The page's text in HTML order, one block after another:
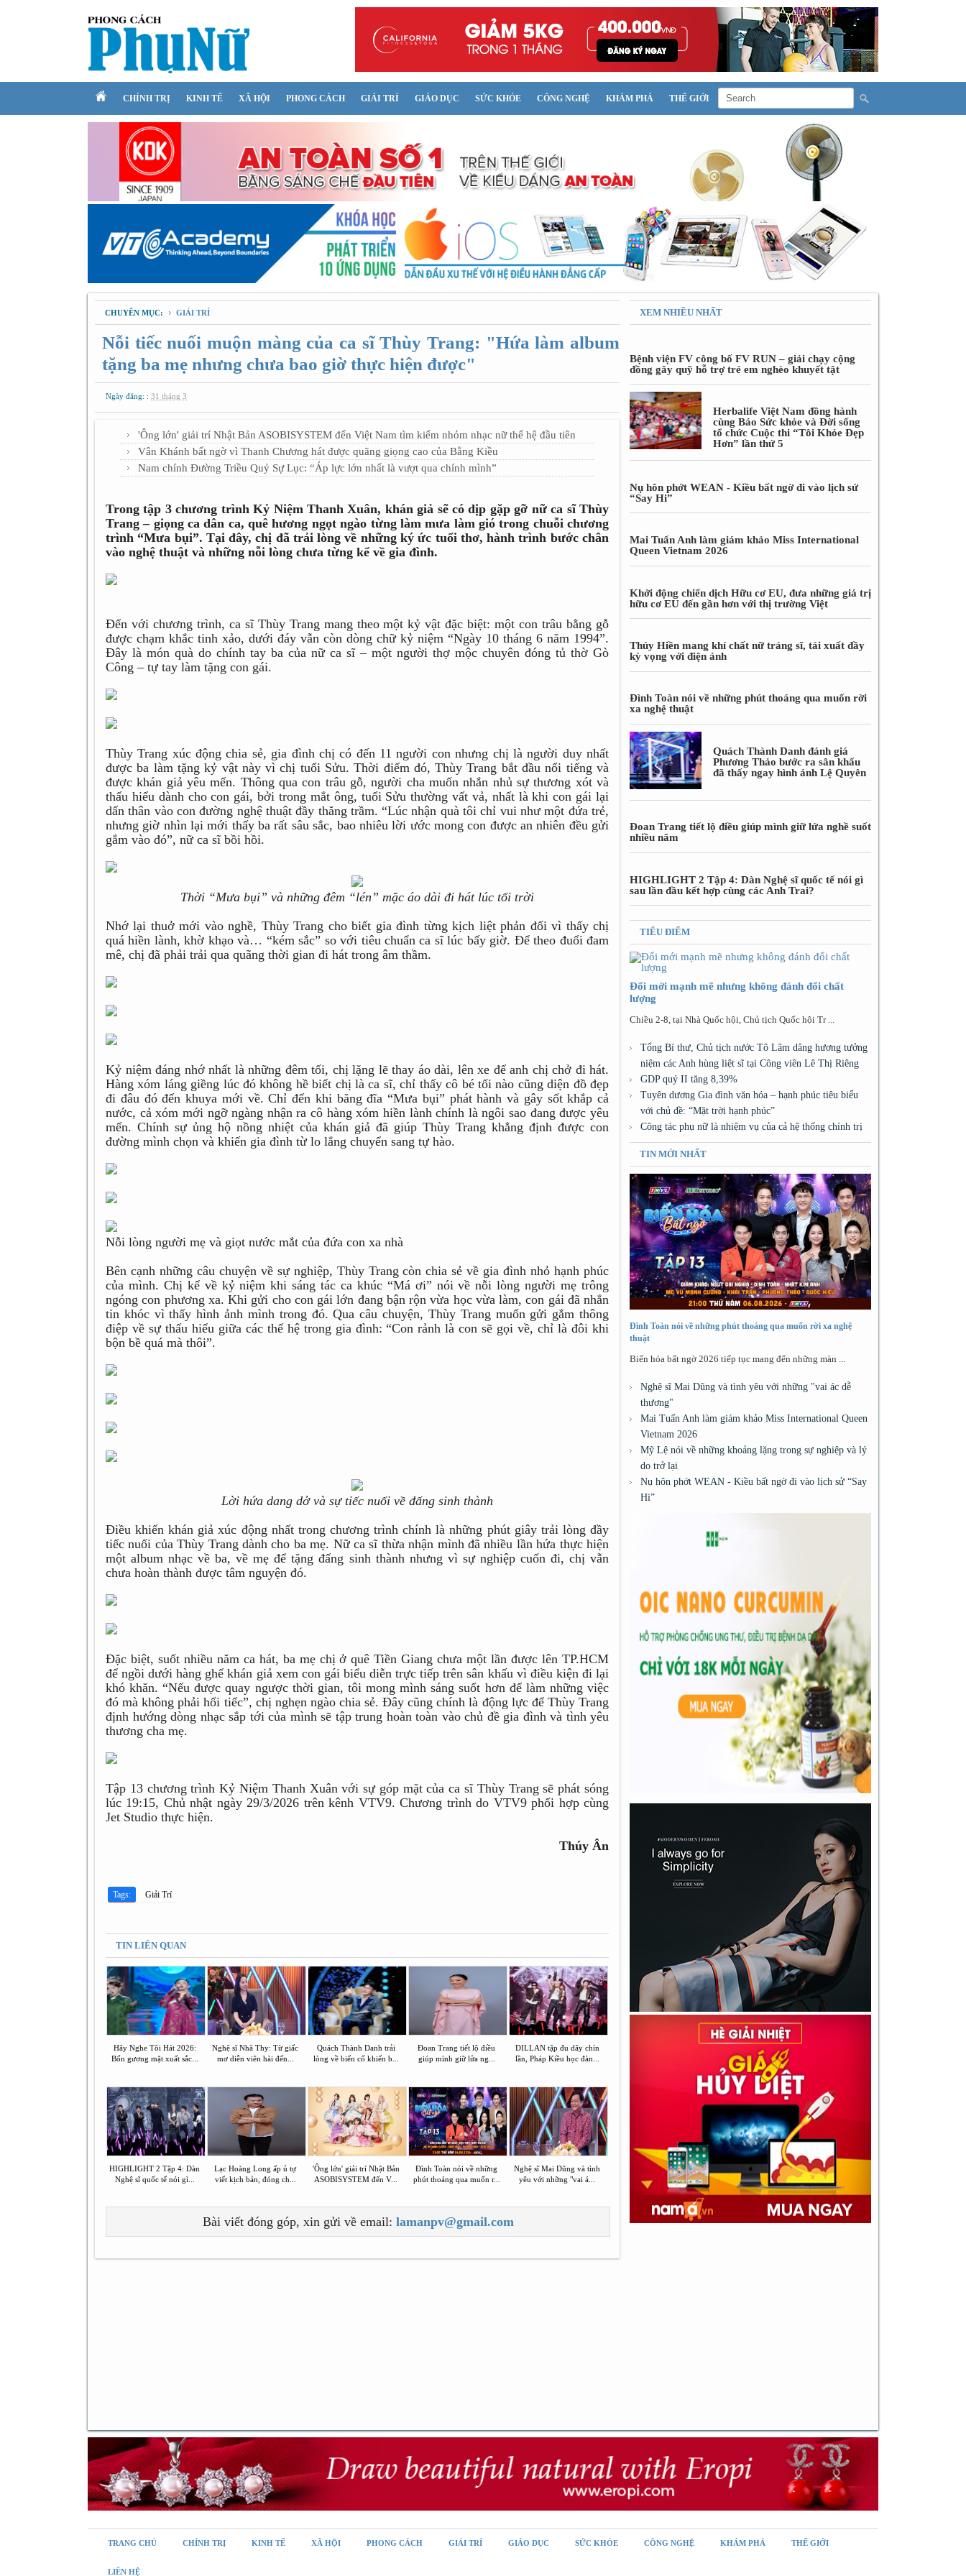
CHÍNH TRỊ KINH TẾ XÃ HỘI PHONG CÁCH GIẢI TRÍ GIÁO DỤC SỨC KHỎE CÔNG NGHỆ KHÁM PHÁ THẾ GIỚI
CHUYÊN MỤC: GIẢI TRÍ
Nỗi tiếc nuối muộn màng của ca sĩ Thùy Trang: "Hứa làm album
tặng ba mẹ nhưng chưa bao giờ thực hiện được"
Ngày đăng: : 31 tháng 3
'Ông lớn' giải trí Nhật Bản ASOBISYSTEM đến Việt Nam tìm kiếm nhóm nhạc nữ thế hệ đầu tiên
Vân Khánh bất ngờ vì Thanh Chương hát được quãng giọng cao của Bằng Kiều
Nam chính Đường Triều Quỷ Sự Lục: “Áp lực lớn nhất là vượt qua chính mình”
Trong tập 3 chương trình Kỷ Niệm Thanh Xuân, khán giả sẽ có dịp gặp gỡ nữ ca sĩ Thùy
Trang – giọng ca dân ca, quê hương ngọt ngào từng làm mưa làm gió trong chuỗi chương
trình “Mưa bụi”. Tại đây, chị đã trải lòng về những ký ức tuổi thơ, hành trình bước chân
vào nghệ thuật và những nỗi lòng chưa từng kể về gia đình.
Đến với chương trình, ca sĩ Thùy Trang mang theo một kỷ vật đặc biệt: một con trâu bằng gỗ
được chạm khắc tinh xảo, dưới đáy vẫn còn dòng chữ kỷ niệm “Ngày 10 tháng 6 năm 1994”.
Đây là món quà do chính tay ba của nữ ca sĩ – một người thợ mộc chuyên đóng tủ thờ Gò
Công – tự tay làm tặng con gái.
Thùy Trang xúc động chia sẻ, gia đình chị có đến 11 người con nhưng chị là người duy nhất
được ba làm tặng kỷ vật này vì chị tuổi Sửu. Thời điểm đó, Thùy Trang bắt đầu nổi tiếng và
được khán giả yêu mến. Thông qua con trâu gỗ, người cha muốn nhắn nhủ sự thương xót và
thấu hiểu dành cho con gái, bởi trong mắt ông, tuổi Sửu thường vất vả, nhất là khi con gái lại
dấn thân vào con đường nghệ thuật đầy thăng trầm. “Lúc nhận quà tôi chỉ vui như một đứa trẻ,
nhưng giờ nhìn lại mới thấy ba rất sâu sắc, bao nhiêu lời ước mong con được an nhiên đều gửi
gắm vào đó”, nữ ca sĩ bồi hồi.
Thời “Mưa bụi” và những đêm “lén” mặc áo dài đi hát lúc tối trời
Nhớ lại thuở mới vào nghề, Thùy Trang cho biết gia đình từng kịch liệt phản đối vì thấy chị
quá hiền lành, khờ khạo và… “kém sắc” so với tiêu chuẩn ca sĩ lúc bấy giờ. Để theo đuổi đam
mê, chị đã phải trải qua quãng thời gian đi hát trong âm thầm.
Kỷ niệm đáng nhớ nhất là những đêm tối, chị lặng lẽ thay áo dài, lên xe để anh chị chở đi hát.
Hàng xóm láng giềng lúc đó không hề biết chị là ca sĩ, chỉ thấy cô bé tối nào cũng diện đồ đẹp
đi đâu đó đến khuya mới về. Chỉ đến khi băng đĩa “Mưa bụi” phát hành và gây sốt khắp cả
nước, cả xóm mới ngỡ ngàng nhận ra cô hàng xóm hiền lành chính là ngôi sao đang được yêu
mến. Chính sự ủng hộ nồng nhiệt của khán giả đã giúp Thùy Trang khẳng định được con
đường mình chọn và khiến gia đình từ lo lắng chuyển sang tự hào.
Nỗi lòng người mẹ và giọt nước mắt của đứa con xa nhà
Bên cạnh những câu chuyện về sự nghiệp, Thùy Trang còn chia sẻ về gia đình nhỏ hạnh phúc
của mình. Chị kể về kỷ niệm khi sáng tác ca khúc “Má ơi” nói về nỗi lòng người mẹ trông
ngóng con phương xa. Khi gửi cho con gái lớn đang bận rộn vừa học vừa làm, con gái đã nhắn
tin khóc vì thấy hình ảnh mình trong đó. Qua câu chuyện, Thùy Trang muốn gửi gắm thông
điệp về sự thấu hiểu giữa các thế hệ trong gia đình: “Con rảnh là con sẽ gọi về, chỉ là đôi khi
bộn bề quá mà thôi”.
Lời hứa dang dở và sự tiếc nuối về đấng sinh thành
Điều khiến khán giả xúc động nhất trong chương trình chính là những phút giây trải lòng đầy
tiếc nuối của Thùy Trang dành cho ba mẹ. Nữ ca sĩ thừa nhận mình đã nhiều lần hứa thực hiện
một album nhạc về ba, về mẹ để tặng đấng sinh thành nhưng vì sự nghiệp cuốn đi, chị vẫn
chưa hoàn thành được tâm nguyện đó.
Đặc biệt, suốt nhiều năm ca hát, ba mẹ chị ở quê Tiền Giang chưa một lần được lên TP.HCM
để ngồi dưới hàng ghế khán giả xem con gái biểu diễn trực tiếp trên sân khấu vì điều kiện đi lại
khó khăn. “Nếu được quay ngược thời gian, tôi mong mình sáng suốt hơn để làm những việc
đó mà không phải hối tiếc”, chị nghẹn ngào chia sẻ. Đây cũng chính là động lực để Thùy Trang
định hướng dòng nhạc sắp tới của mình sẽ tập trung hoàn toàn vào chủ đề gia đình và tình yêu
thương cha mẹ.
Tập 13 chương trình Kỷ Niệm Thanh Xuân với sự góp mặt của ca sĩ Thùy Trang sẽ phát sóng
lúc 19:15, Chủ nhật ngày 29/3/2026 trên kênh VTV9. Chương trình do VTV9 phối hợp cùng
Jet Studio thực hiện.
Thúy Ân
Tags: Giải Trí
TIN LIÊN QUAN
Hãy Nghe Tôi Hát 2026:
Bốn gương mặt xuất sắc...
Nghệ sĩ Nhã Thy: Từ giấc
mơ diễn viên hài đến...
Quách Thành Danh trải
lòng về biến cố khiến b...
Đoan Trang tiết lộ điều
giúp mình giữ lửa ng...
DILLAN tập đu dây chín
lần, Pháp Kiều học đàn...
HIGHLIGHT 2 Tập 4: Dàn
Nghệ sĩ quốc tế nói gì...
Lạc Hoàng Long ấp ủ tự
viết kịch bản, đóng ch...
'Ông lớn' giải trí Nhật Bản
ASOBISYSTEM đến V...
Đình Toàn nói về những
phút thoáng qua muốn r...
Nghệ sĩ Mai Dũng và tình
yêu với những "vai á...
Bài viết đóng góp, xin gửi về email: lamanpv@gmail.com
XEM NHIỀU NHẤT
Bệnh viện FV công bố FV RUN – giải chạy cộng
đồng gây quỹ hỗ trợ trẻ em nghèo khuyết tật
Herbalife Việt Nam đồng hành
cùng Báo Sức khỏe và Đời sống
tổ chức Cuộc thi “Tôi Khỏe Đẹp
Hơn” lần thứ 5
Nụ hôn phớt WEAN - Kiều bất ngờ đi vào lịch sử
“Say Hi”
Mai Tuấn Anh làm giám khảo Miss International
Queen Vietnam 2026
Khởi động chiến dịch Hữu cơ EU, đưa những giá trị
hữu cơ EU đến gần hơn với thị trường Việt
Thúy Hiền mang khí chất nữ tráng sĩ, tái xuất đầy
kỳ vọng với điện ảnh
Đình Toàn nói về những phút thoáng qua muốn rời
xa nghệ thuật
Quách Thành Danh đánh giá
Phương Thảo bước ra sân khấu
đã thấy ngay hình ảnh Lệ Quyên
Đoan Trang tiết lộ điều giúp mình giữ lửa nghề suốt
nhiều năm
HIGHLIGHT 2 Tập 4: Dàn Nghệ sĩ quốc tế nói gì
sau lần đầu kết hợp cùng các Anh Trai?
TIÊU ĐIỂM
Đổi mới mạnh mẽ nhưng không đánh đổi chất
lượng
Chiều 2-8, tại Nhà Quốc hội, Chủ tịch Quốc hội Tr ...
Tổng Bí thư, Chủ tịch nước Tô Lâm dâng hương tưởng
niệm các Anh hùng liệt sĩ tại Công viên Lê Thị Riêng
GDP quý II tăng 8,39%
Tuyên dương Gia đình văn hóa – hạnh phúc tiêu biểu
với chủ đề: “Mặt trời hạnh phúc”
Công tác phụ nữ là nhiệm vụ của cả hệ thống chính trị
TIN MỚI NHẤT
Đình Toàn nói về những phút thoáng qua muốn rời xa nghệ
thuật
Biến hóa bất ngờ 2026 tiếp tục mang đến những màn ...
Nghệ sĩ Mai Dũng và tình yêu với những "vai ác dễ
thương"
Mai Tuấn Anh làm giám khảo Miss International Queen
Vietnam 2026
Mỹ Lệ nói về những khoảng lặng trong sự nghiệp và lý
do trở lại
Nụ hôn phớt WEAN - Kiều bất ngờ đi vào lịch sử “Say
Hi”
TRANG CHỦ CHÍNH TRỊ KINH TẾ XÃ HỘI PHONG CÁCH GIẢI TRÍ GIÁO DỤC SỨC KHỎE CÔNG NGHỆ KHÁM PHÁ THẾ GIỚI
LIÊN HỆ